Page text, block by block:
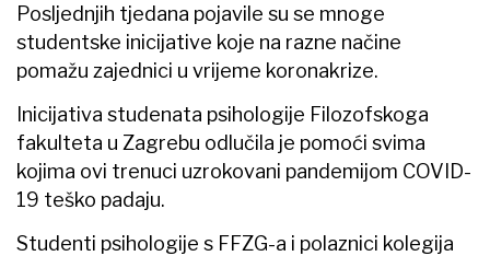
Posljednjih tjedana pojavile su se mnoge
studentske inicijative koje na razne načine
pomažu zajednici u vrijeme koronakrize.
Inicijativa studenata psihologije Filozofskoga
fakulteta u Zagrebu odlučila je pomoći svima
kojima ovi trenuci uzrokovani pandemijom COVID-
19 teško padaju.
Studenti psihologije s FFZG-a i polaznici kolegija